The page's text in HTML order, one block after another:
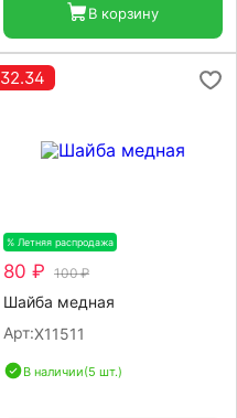
В корзину
32.34
% Летняя распродажа
80 ₽ 100 ₽
Шайба медная
Арт:X11511
В наличии(5 шт.)